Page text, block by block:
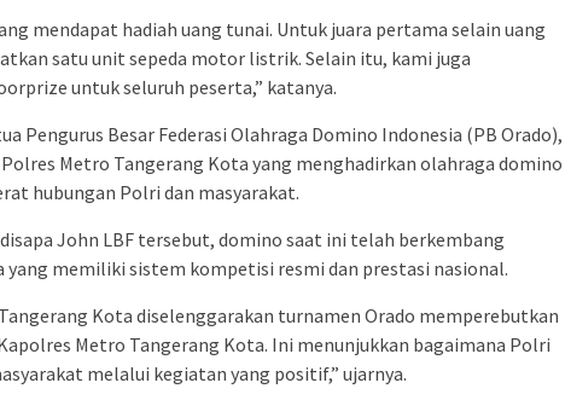
mendapat hadiah uang tunai. Untuk juara pertama selain uang
satu unit sepeda motor listrik. Selain itu, kami juga
untuk seluruh peserta,” katanya.
Pengurus Besar Federasi Olahraga Domino Indonesia (PB Orado),
Metro Tangerang Kota yang menghadirkan olahraga domino
hubungan Polri dan masyarakat.
John LBF tersebut, domino saat ini telah berkembang
yang memiliki sistem kompetisi resmi dan prestasi nasional.
Kota diselenggarakan turnamen Orado memperebutkan
Metro Tangerang Kota. Ini menunjukkan bagaimana Polri
melalui kegiatan yang positif,” ujarnya.